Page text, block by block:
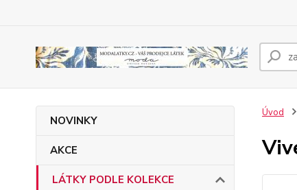
NOVINKY
AKCE
LÁTKY PODLE KOLEKCE
Úvod